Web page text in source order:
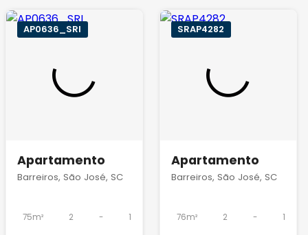
AP0636_SRI
Apartamento
Barreiros, São José, SC
75m² 2 - 1
SRAP4282
Apartamento
Barreiros, São José, SC
76m² 2 - 1